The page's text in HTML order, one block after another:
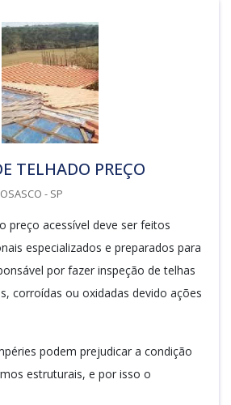
TELHADO PREÇO
- SP
preço acessível deve ser feitos
especializados e preparados para
por fazer inspeção de telhas
corroídas ou oxidadas devido ações
podem prejudicar a condição
estruturais, e por isso o